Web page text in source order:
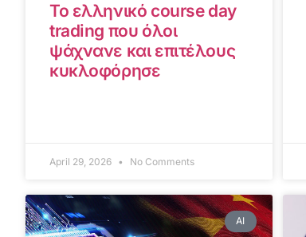
Το ελληνικό course day
trading που όλοι
ψάχνανε και επιτέλους
κυκλοφόρησε
April 29, 2026 No Comments
AI